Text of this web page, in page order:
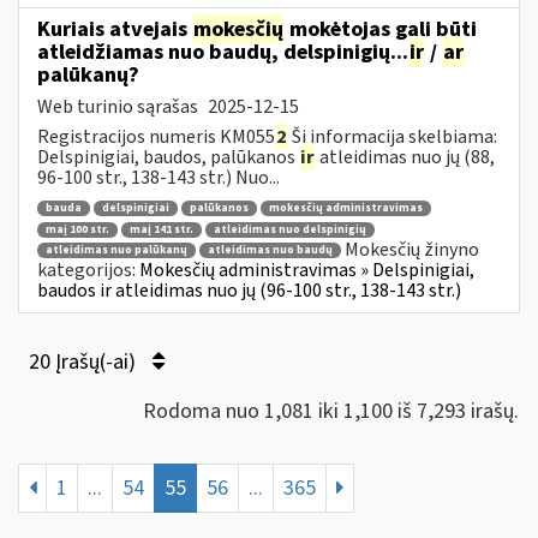
Kuriais atvejais mokesčių mokėtojas gali būti
atleidžiamas nuo baudų, delspinigių...ir / ar
palūkanų?
Web turinio sąrašas 2025-12-15
Registracijos numeris KM0552 Ši informacija skelbiama:
Delspinigiai, baudos, palūkanos iratleidimas nuo jų (88,
96-100 str., 138-143 str.) Nuo...
bauda delspinigiai palūkanos
mokesčių administravimas
maį 100 str.
maį 141 str.
atleidimas nuo delspinigių
atleidimas nuo palūkanų
atleidimas nuo baudų
Mokesčių žinyno
kategorijos: Mokesčių administravimas » Delspinigiai,
baudos ir atleidimas nuo jų (96-100 str., 138-143 str.)
20 Įrašų(-ai)
Rodoma nuo 1,081 iki 1,100 iš 7,293 irašų.
1 ... 54 55 56 ... 365